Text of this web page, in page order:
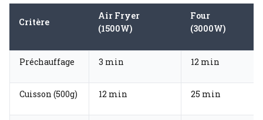
Critère
Air Fryer
(1500W)
Four
(3000W)
Préchauffage 3 min 12 min
Cuisson (500g) 12 min 25 min